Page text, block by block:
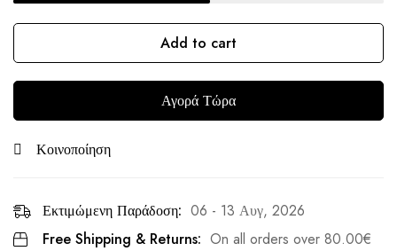
Add to cart
Αγορά Τώρα
Κοινοποίηση
Εκτιμώμενη Παράδοση: 06 - 13 Αυγ, 2026
Free Shipping & Returns: On all orders over 80.00€